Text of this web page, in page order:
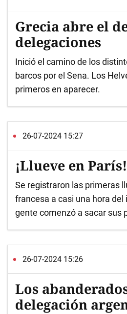
Grecia abre el
delegaciones
Inició el camino de los
barcos por el Sena. Los
primeros en aparecer.
26-07-2024 15:27
¡Llueve en París!
Se registraron las primeras
francesa a casi una hora del
gente comenzó a sacar sus
26-07-2024 15:26
Los
delegación